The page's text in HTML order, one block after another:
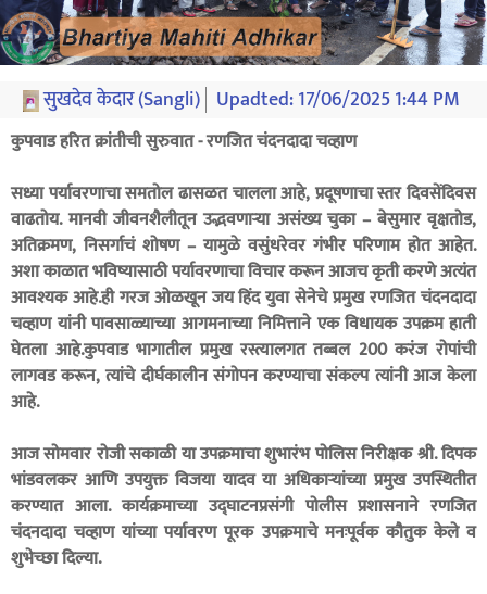
सुखदेव केदार (Sangli) Upadted:17/06/2025 1:44 PM
कुपवाड हरित क्रांतीची सुरुवात - रणजित चंदनदादा चव्हाण
सध्या पर्यावरणाचा समतोल ढासळत चालला आहे, प्रदूषणाचा स्तर दिवसेंदिवस
वाढतोय. मानवी जीवनशैलीतून उद्भवणाऱ्या असंख्य चुका – बेसुमार वृक्षतोड,
अतिक्रमण, निसर्गाचं शोषण – यामुळे वसुंधरेवर गंभीर परिणाम होत आहेत.
अशा काळात भविष्यासाठी पर्यावरणाचा विचार करून आजच कृती करणे अत्यंत
आवश्यक आहे.ही गरज ओळखून जय हिंद युवा सेनेचे प्रमुख रणजित चंदनदादा
चव्हाण यांनी पावसाळ्याच्या आगमनाच्या निमित्ताने एक विधायक उपक्रम हाती
घेतला आहे.कुपवाड भागातील प्रमुख रस्त्यालगत तब्बल 200 करंज रोपांची
लागवड करून, त्यांचे दीर्घकालीन संगोपन करण्याचा संकल्प त्यांनी आज केला
आहे.
आज सोमवार रोजी सकाळी या उपक्रमाचा शुभारंभ पोलिस निरीक्षक श्री. दिपक
भांडवलकर आणि उपयुक्त विजया यादव या अधिकाऱ्यांच्या प्रमुख उपस्थितीत
करण्यात आला. कार्यक्रमाच्या उद्घाटनप्रसंगी पोलीस प्रशासनाने रणजित
चंदनदादा चव्हाण यांच्या पर्यावरण पूरक उपक्रमाचे मनःपूर्वक कौतुक केले व
शुभेच्छा दिल्या.